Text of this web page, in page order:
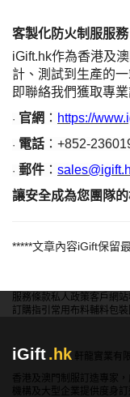
客製化防火制服服務
iGift.hk作為香港及
計、測試到生產的
即聯絡我們獲取專業
· 官網 ： https://
· 電話 ： +852-
· 郵件 ：
讓安全成為您團隊的
*****文章內容iGift保留
服務條款私人政策客戶 網
訂購指引 常用布料輔料包裝
iGift.hk
軒龍實業有
香港及澳門制服訂造專家
機構及大型企業提供度身